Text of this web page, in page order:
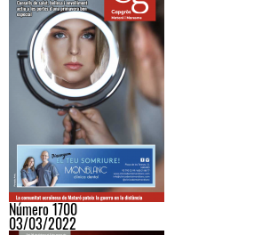
Número 1700
03/03/2022